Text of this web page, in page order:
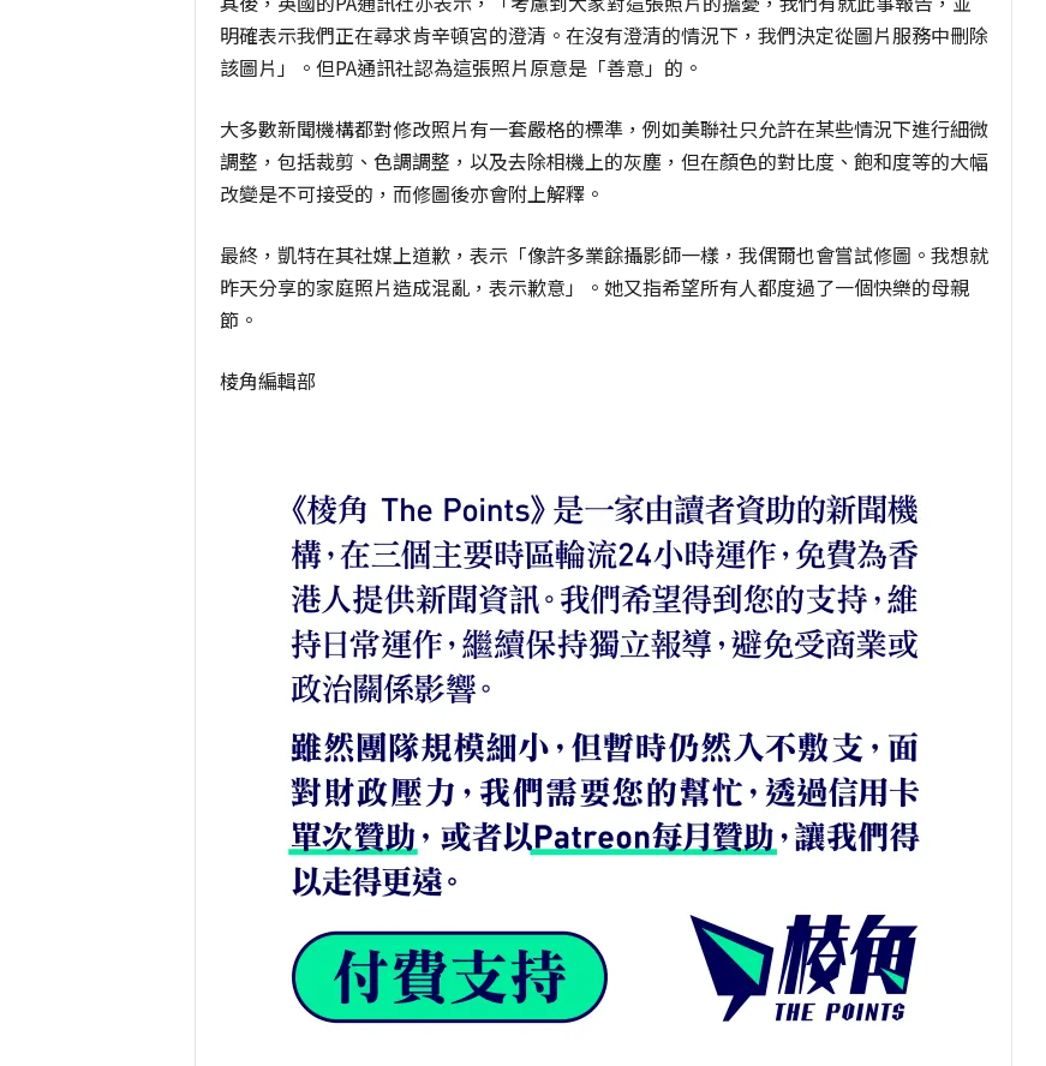
明確表示我們正在尋求肯辛頓宮的澄清。在沒有澄清的情況下，我們決定從圖片服務中刪除
該圖片」。但PA通訊社認為這張照片原意是「善意」的。
大多數新聞機構都對修改照片有一套嚴格的標準，例如美聯社只允許在某些情況下進行細微
調整，包括裁剪、色調調整，以及去除相機上的灰塵，但在顏色的對比度、飽和度等的大幅
改變是不可接受的，而修圖後亦會附上解釋。
最終，凱特在其社媒上道歉，表示「像許多業餘攝影師一樣，我偶爾也會嘗試修圖。我想就
昨天分享的家庭照片造成混亂，表示歉意」。她又指希望所有人都度過了一個快樂的母親
節。
棱角編輯部